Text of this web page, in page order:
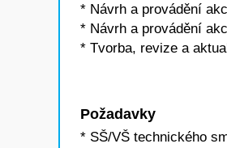
* Návrh a provádění
* Návrh a provádění
* Tvorba, revize a
Požadavky
* SŠ/VŠ technického